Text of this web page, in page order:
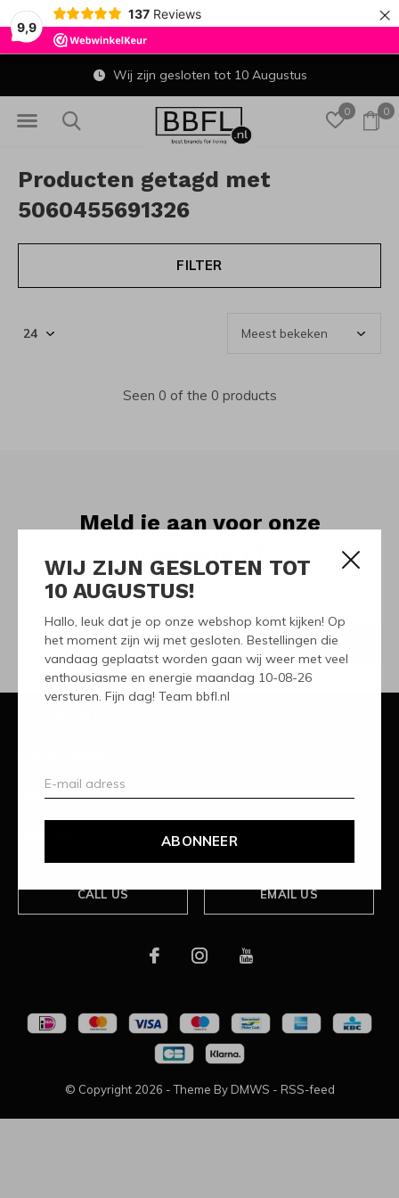
9,9
137 Reviews ×
WIJ ZIJN GESLOTEN TOT
10 AUGUSTUS!
Hallo, leuk dat je op onze webshop komt kijken! Op
het moment zijn wij met gesloten. Bestellingen die
vandaag geplaatst worden gaan wij weer met veel
enthousiasme en energie maandag 10-08-26
versturen. Fijn dag! Team bbfl.nl
ABONNEER
0 0
Wij zijn gesloten tot 10 Augustus
Producten getagd met
5060455691326
FILTER
Seen 0 of the 0 products
Meld je aan voor onze
Ontvang de nieuwste aanbiedingen en promoties
ABONNEER
Categorieën
CALL US EMAIL US
© Copyright 2026 - Theme By DMWS - RSS-feed